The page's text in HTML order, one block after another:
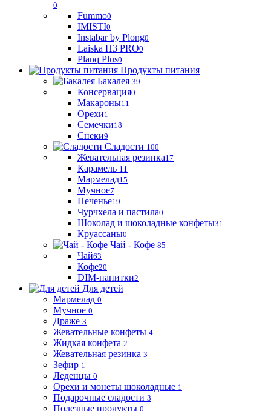
0
Fummo0
IMISTI0
Instabar by Plong0
Laiska H3 PRO0
Planq Plus0
Продукты питания
Бакалея 39
Консервация0
Макароны11
Орехи1
Семечки18
Снеки9
Сладости 100
Жевательная резинка17
Карамель 11
Мармелад15
Мучное7
Печенье19
Чурчхела и пастила0
Шоколад и шоколадные конфеты31
Круассаны0
Чай - Кофе 85
Чай63
Кофе20
DIM-напитки2
Для детей
Мармелад 0
Мучное 0
Драже 3
Жевательные конфеты 4
Жидкая конфета 2
Жевательная резинка 3
Зефир 1
Леденцы 0
Орехи и монеты шоколадные 1
Подарочные сладости 3
Полезные продукты 0